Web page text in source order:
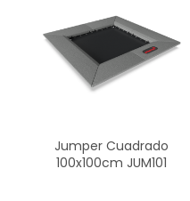
Jumper Cuadrado
100x100cm JUM101